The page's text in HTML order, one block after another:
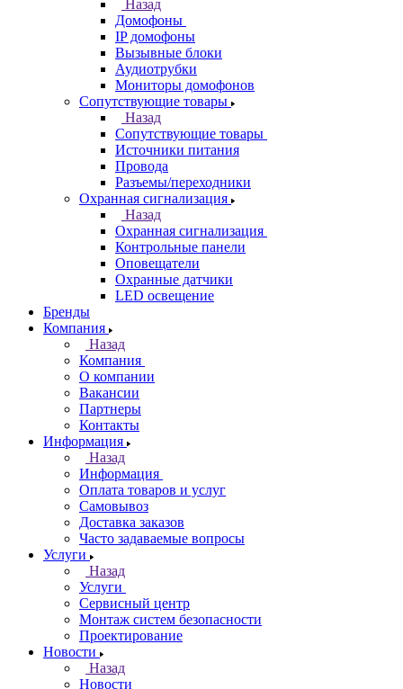
Назад
Домофоны
IP домофоны
Вызывные блоки
Аудиотрубки
Мониторы домофонов
Сопутствующие товары
Назад
Сопутствующие товары
Источники питания
Провода
Разъемы/переходники
Охранная сигнализация
Назад
Охранная сигнализация
Контрольные панели
Оповещатели
Охранные датчики
LED освещение
Бренды
Компания
Назад
Компания
О компании
Вакансии
Партнеры
Контакты
Информация
Назад
Информация
Оплата товаров и услуг
Самовывоз
Доставка заказов
Часто задаваемые вопросы
Услуги
Назад
Услуги
Сервисный центр
Монтаж систем безопасности
Проектирование
Новости
Назад
Новости